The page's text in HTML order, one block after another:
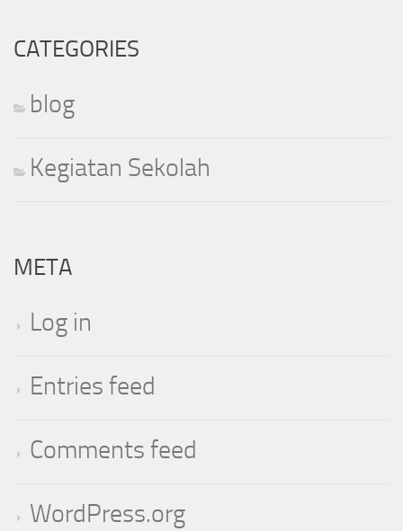
CATEGORIES
blog
Kegiatan Sekolah
META
Log in
Entries feed
Comments feed
WordPress.org